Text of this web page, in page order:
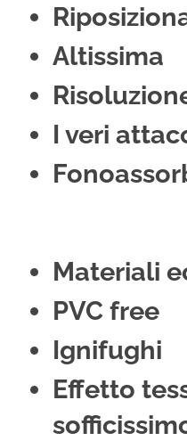
Altissima
I veri
Materiali
PVC free
Ignifughi
Effetto